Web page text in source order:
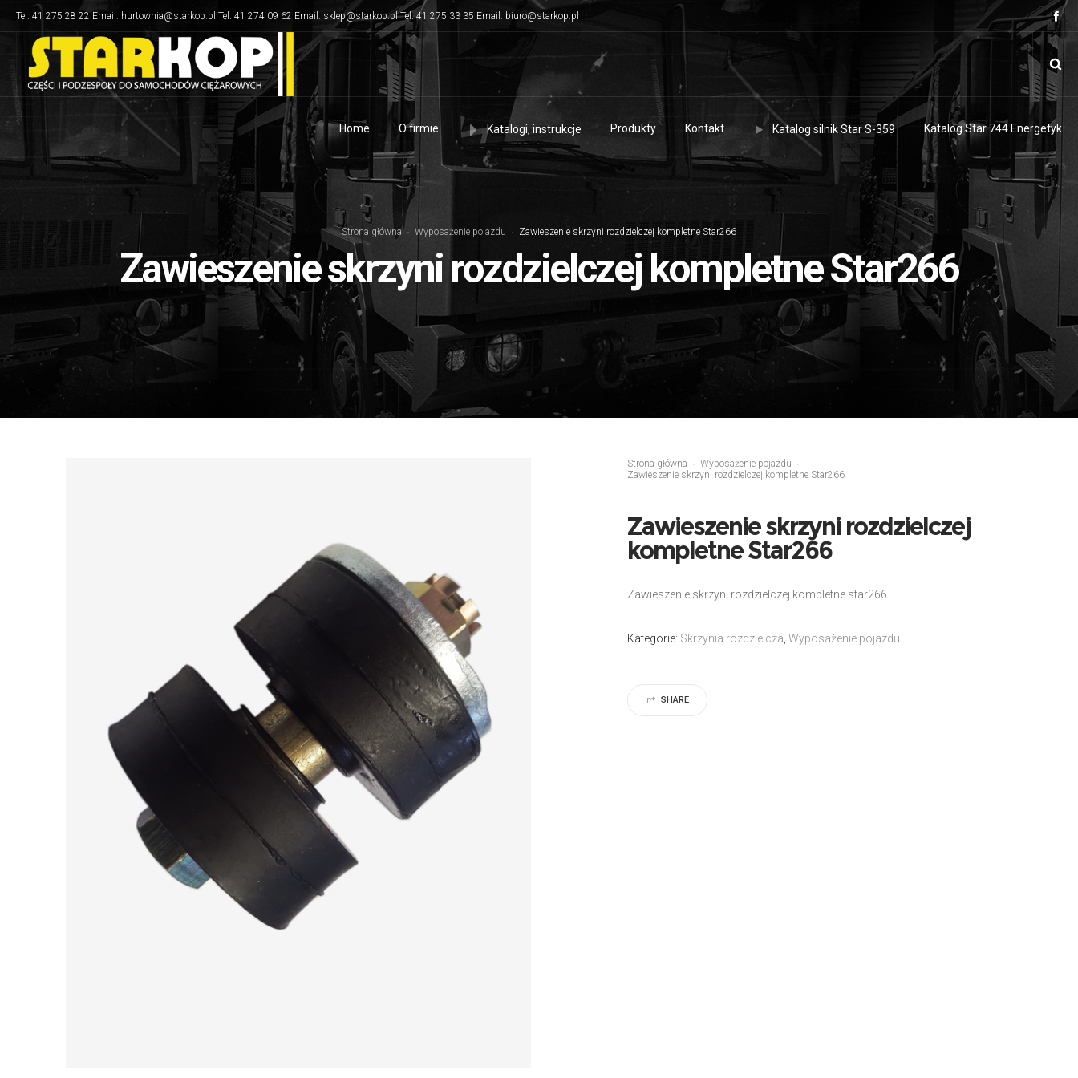
Tel: 41 275 28 22 Email: hurtownia@starkop.pl Tel. 41 274 09 62 Email: sklep@starkop.pl Tel. 41 275 33 35 Email: biuro@starkop.pl
Home O firmie Katalogi, instrukcje Produkty Kontakt Katalog silnik Star S-359 Katalog Star 744 Energetyk
Strona główna Wyposażenie pojazdu Zawieszenie skrzyni rozdzielczej kompletne Star266
Zawieszenie skrzyni rozdzielczej kompletne Star266
Strona główna
Wyposażenie pojazdu
Zawieszenie skrzyni rozdzielczej kompletne Star266
Zawieszenie skrzyni rozdzielczej
kompletne Star266
Zawieszenie skrzyni rozdzielczej kompletne star266
Kategorie: Skrzynia rozdzielcza Wyposażenie pojazdu
SHARE